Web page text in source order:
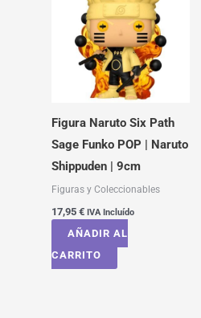
Figura Naruto Six Path
Sage Funko POP | Naruto
Shippuden | 9cm
Figuras y Coleccionables
17,95 € IVA Incluído
AÑADIR AL
CARRITO